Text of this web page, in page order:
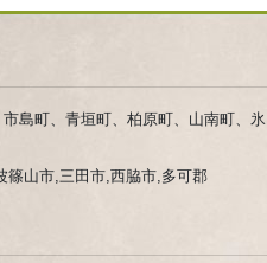
島町、青垣町、柏原町、山南町、氷
篠山市,三田市,西脇市,多可郡